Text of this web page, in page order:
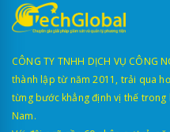
CÔNG TY TNHH DỊCH VỤ CÔNG
thành lập từ năm 2011, trải qua
từng bước khẳng định vị thế trong
Nam.